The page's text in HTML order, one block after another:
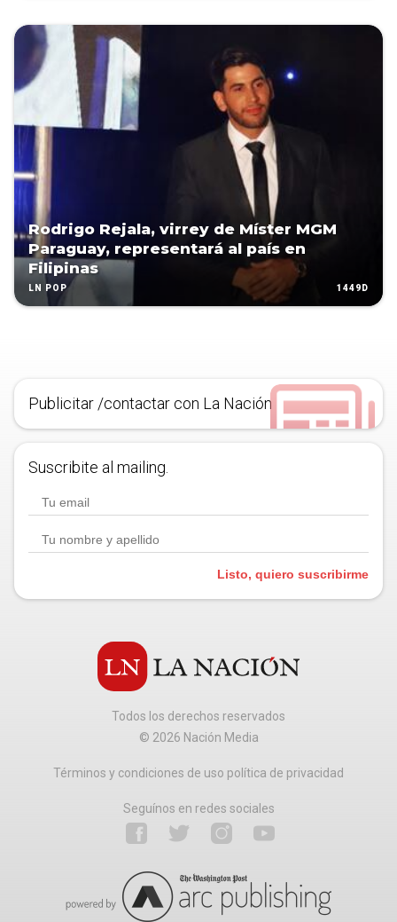
Rodrigo Rejala, virrey de Míster MGM
Paraguay, representará al país en
Filipinas
LN POP 1449D
Publicitar /contactar con La Nación
Suscribite al mailing.
Listo, quiero suscribirme
Todos los derechos reservados
© 2026 Nación Media
Términos y condiciones de uso política de privacidad
Seguínos en redes sociales